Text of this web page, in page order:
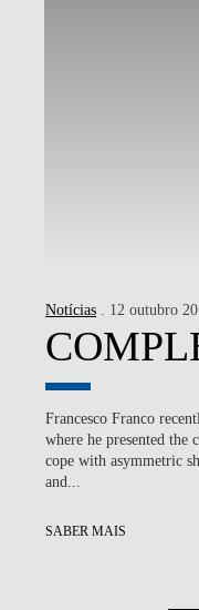
Notícias . 12 outubro
Francesco Franco
where he presented the
cope with asymmetric
and...
SABER MAIS